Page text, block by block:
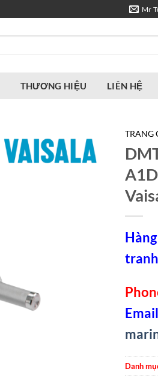
Mr
THƯƠNG HIỆU LIÊN HỆ
TRANG
Danh